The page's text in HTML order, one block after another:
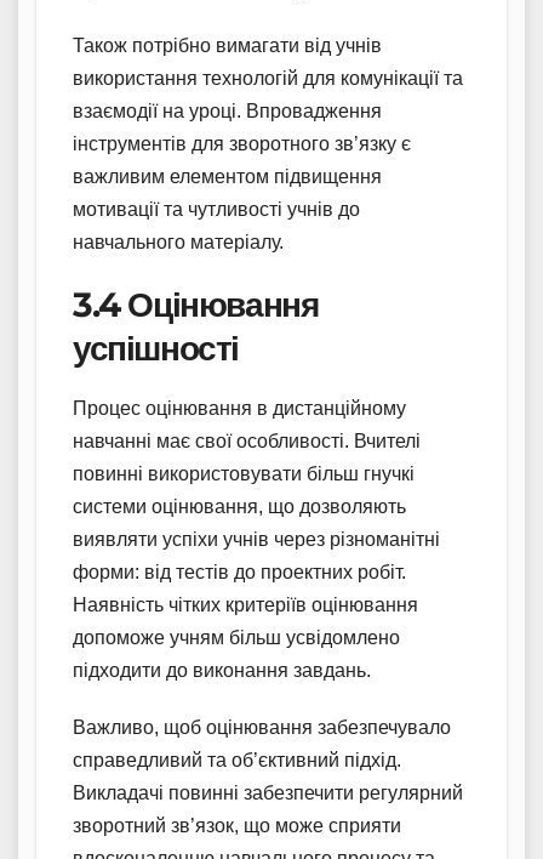
Також потрібно вимагати від учнів
використання технологій для комунікації та
взаємодії на уроці. Впровадження
інструментів для зворотного зв’язку є
важливим елементом підвищення
мотивації та чутливості учнів до
навчального матеріалу.
3.4 Оцінювання
успішності
Процес оцінювання в дистанційному
навчанні має свої особливості. Вчителі
повинні використовувати більш гнучкі
системи оцінювання, що дозволяють
виявляти успіхи учнів через різноманітні
форми: від тестів до проектних робіт.
Наявність чітких критеріїв оцінювання
допоможе учням більш усвідомлено
підходити до виконання завдань.
Важливо, щоб оцінювання забезпечувало
справедливий та об’єктивний підхід.
Викладачі повинні забезпечити регулярний
зворотний зв’язок, що може сприяти